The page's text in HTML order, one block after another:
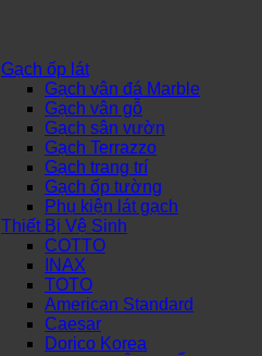
Gạch ốp lát
Gạch vân đá Marble
Gạch vân gỗ
Gạch sân vườn
Gạch Terrazzo
Gạch trang trí
Gạch ốp tường
Phụ kiện lát gạch
Thiết Bị Vệ Sinh
COTTO
INAX
TOTO
American Standard
Caesar
Dorico Korea